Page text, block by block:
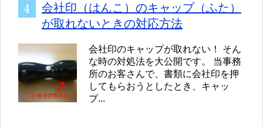
会社印（はんこ）のキャップ（ふた）
が取れないときの対応方法
会社印のキャップが取れない！ そん
な時の対処法を大公開です。 当事務
所のお客さんで、書類に会社印を押
してもらおうとしたとき、キャッ
プ...